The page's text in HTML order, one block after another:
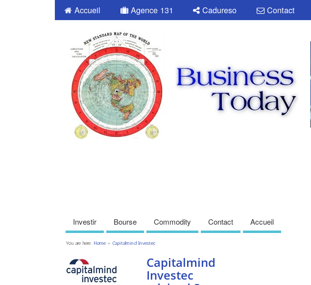
Accueil Agence 131 Cadureso Contact
Investir Bourse Commodity Contact Accueil
You are here: Home » Capitalmind Investec
Capitalmind
Investec